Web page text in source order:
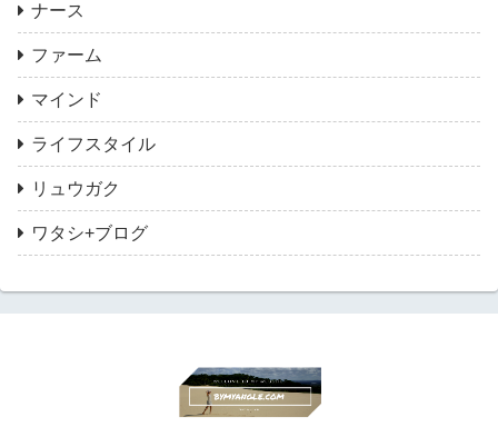
ナース
ファーム
マインド
ライフスタイル
リュウガク
ワタシ+ブログ